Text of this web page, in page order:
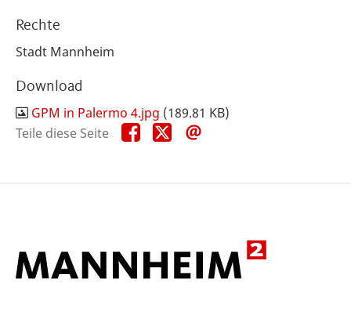
Rechte
Stadt Mannheim
Download
GPM in Palermo 4.jpg (189.81 KB)
Teile diese Seite
Teile
diese
Teile
diese